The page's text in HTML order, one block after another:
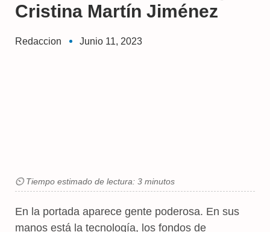
Cristina Martín Jiménez
Redaccion Junio 11, 2023
⏲ Tiempo estimado de lectura: 3 minutos
En la portada aparece gente poderosa. En sus
manos está la tecnología, los fondos de